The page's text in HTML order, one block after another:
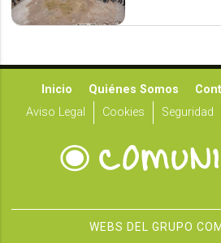
Inicio Quiénes Somos
Aviso Legal
Cookies Seguridad
WEBS DEL GRUPO